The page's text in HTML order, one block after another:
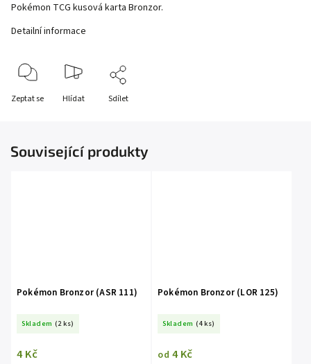
Pokémon TCG kusová karta Bronzor.
Detailní informace
Zeptat se Hlídat Sdílet
Související produkty
Pokémon Bronzor (ASR 111)
Skladem (2 ks)
4 Kč
Pokémon Bronzor (LOR 125)
Skladem (4 ks)
od 4 Kč